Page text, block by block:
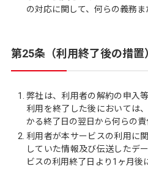
の対応に関して、何らの義務ま
第25条（利用終了後の措置
弊社は、利用者の解約の申入
利用を終了した後においては
かる終了日の翌日から何らの責
利用者が本サービスの利用に
していた情報及び伝送したデ
ビスの利用終了日より1ヶ月後